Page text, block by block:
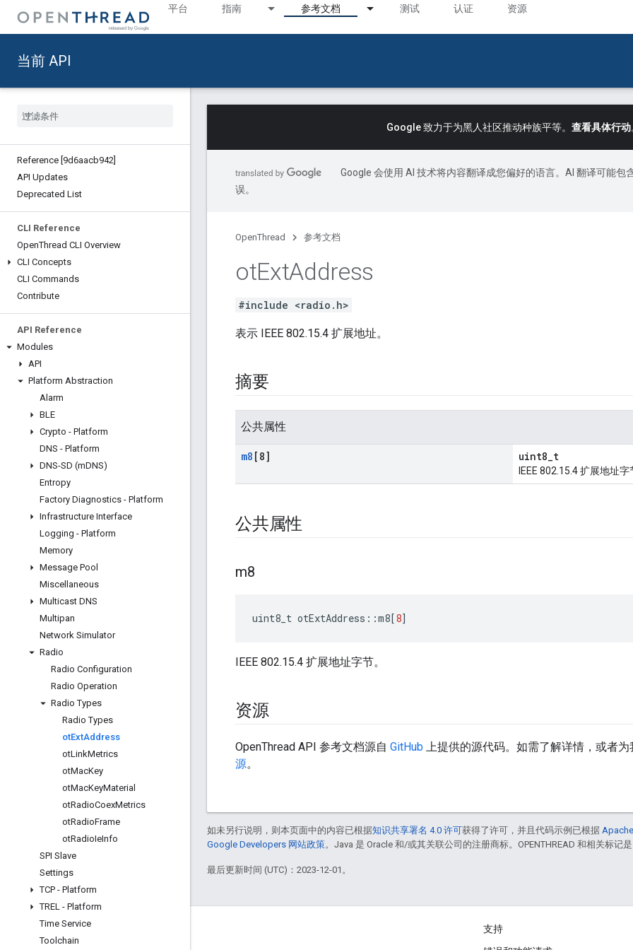
平台 指南 参考文档 测试 认证 资源
当前 API
Reference [9d6aacb942]
API Updates
Deprecated List
CLI Reference
OpenThread CLI Overview
CLI Concepts
CLI Commands
Contribute
API Reference
Modules
API
Platform Abstraction
Alarm
BLE
Crypto - Platform
DNS - Platform
DNS-SD (mDNS)
Entropy
Factory Diagnostics - Platform
Infrastructure Interface
Logging - Platform
Memory
Message Pool
Miscellaneous
Multicast DNS
Multipan
Network Simulator
Radio
Radio Configuration
Radio Operation
Radio Types
Radio Types
otExtAddress
otLinkMetrics
otMacKey
otMacKeyMaterial
otRadioCoexMetrics
otRadioFrame
otRadioIeInfo
SPI Slave
Settings
TCP - Platform
TREL - Platform
Time Service
Toolchain
Google 致力于为黑人社区推动种族平等。 查看具体行动
Google 会使用 AI 技术将内容翻译成您偏好的语言。AI 翻译可能包
误。
OpenThread 参考文档
otExtAddress
#include <radio.h>
表示 IEEE 802.15.4 扩展地址。
摘要
公共属性
m8 [8] uint8_t
IEEE 802.15.4 扩展地址字
公共属性
m8
uint8_t otExtAddress ::m8[8]
IEEE 802.15.4 扩展地址字节。
资源
OpenThread API 参考文档源自 GitHub 上提供的源代码。如需了解详情，或者
源。
如未另行说明，则本页面中的内容已根据知识共享署名 4.0 许可获得了许可，并且代码示例已根据
Google Developers 网站政策。Java 是 Oracle 和/或其关联公司的注册商标。OPENTHREAD 和相关标记
最后更新时间 (UTC)：2023-12-01。
GitHub
支持